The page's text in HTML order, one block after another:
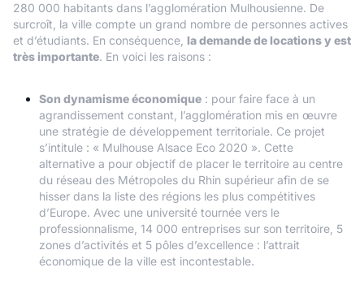
280 000 habitants dans l’agglomération Mulhousienne. De
surcroît, la ville compte un grand nombre de personnes actives
et d’étudiants. En conséquence, la demande de locations y est
très importante. En voici les raisons :
Son dynamisme économique : pour faire face à un
agrandissement constant, l’agglomération mis en œuvre
une stratégie de développement territoriale. Ce projet
s’intitule : « Mulhouse Alsace Eco 2020 ». Cette
alternative a pour objectif de placer le territoire au centre
du réseau des Métropoles du Rhin supérieur afin de se
hisser dans la liste des régions les plus compétitives
d’Europe. Avec une université tournée vers le
professionnalisme, 14 000 entreprises sur son territoire, 5
zones d’activités et 5 pôles d’excellence : l’attrait
économique de la ville est incontestable.